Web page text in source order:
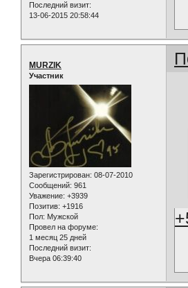
Последний визит:
13-06-2015 20:58:44
MURZIK
Участник
Зарегистрирован: 08-07-2010
Сообщений: 961
Уважение: +3939
Позитив: +1916
Пол: Мужской
Провел на форуме:
1 месяц 25 дней
Последний визит:
Вчера 06:39:40